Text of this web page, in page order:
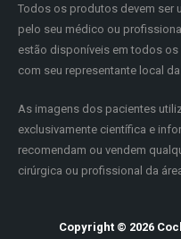
Todos os produtos devem ser
pelo seu médico ou
estão disponíveis em todos os
com seu representante local da
As imagens dos pacientes
exclusivamente científica e
recomendam ou vendem
cirúrgica ou profissional da
Copyright © 2026